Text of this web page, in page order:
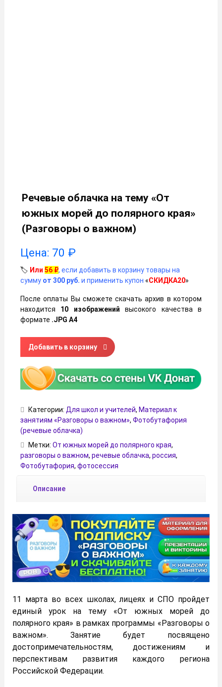
Речевые облачка на тему «От
южных морей до полярного края»
(Разговоры о важном)
Цена: 70 ₽
🏷️ Или 56 ₽, если добавить в корзину товары на
сумму от 300 руб. и применить купон «СКИДКА20»
После оплаты Вы сможете скачать архив в котором
находится 10 изображенийвысокого качества в
формате .JPG А4
Количество товара Речевые облачка на тему «От
Добавить в корзину
Категории: Для школ и учителей, Материал к
занятиям «Разговоры о важном», Фотобутафория
(речевые облачка)
Метки: От южных морей до полярного края,
разговоры о важном, речевые облачка, россия,
Фотобутафория, фотосессия
Описание
11 марта во всех школах, лицеях и СПО пройдет
единый урок на тему «От южных морей до
полярного края» в рамках программы «Разговоры о
важном». Занятие будет посвящено
достопримечательностям, достижениям и
перспективам развития каждого региона
Российской Федерации.